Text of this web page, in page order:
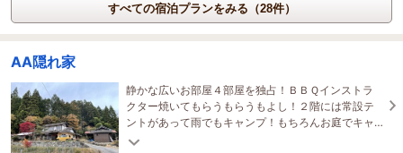
すべての宿泊プランをみる（28件）
AA隠れ家
静かな広いお部屋４部屋を独占！ＢＢＱインストラ
クター焼いてもらうもらうもよし！２階には常設テ
ントがあって雨でもキャンプ！もちろんお庭でキャ
ンプするもよし！農業体験するもよし！定員６名程